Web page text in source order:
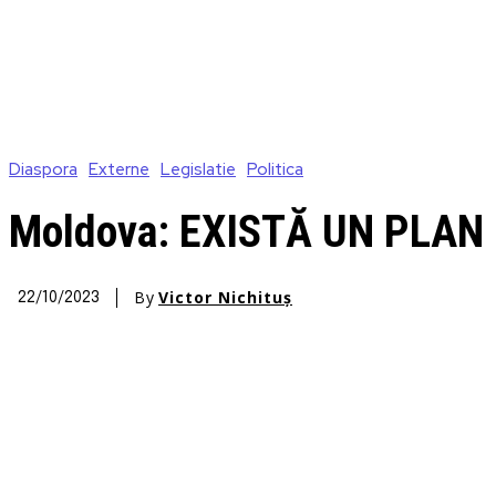
Diaspora Externe Legislatie Politica
Moldova: EXISTĂ UN PLAN
22/10/2023 By Victor Nichituș